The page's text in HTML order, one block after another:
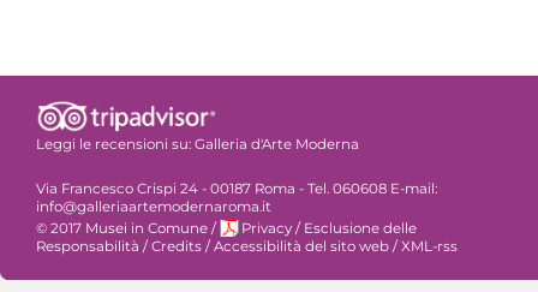
Leggi le recensioni su: Galleria d'Arte Moderna
Via Francesco Crispi 24 - 00187 Roma - Tel. 060608 E-mail:
info@galleriaartemodernaroma.it
© 2017 Musei in Comune / Privacy / Esclusione delle
Responsabilità / Credits / Accessibilità del sito web / XML-rss